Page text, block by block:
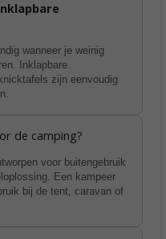
wanneer je weinig
Inklapbare
zijn eenvoudig
de camping?
voor buitengebruik
Een kampeer
bij de tent, caravan of